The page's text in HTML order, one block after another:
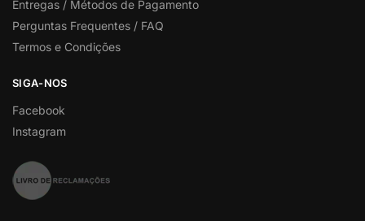
Entregas / Métodos de Pagamento
Perguntas Frequentes / FAQ
Termos e Condições
SIGA-NOS
Facebook
Instagram